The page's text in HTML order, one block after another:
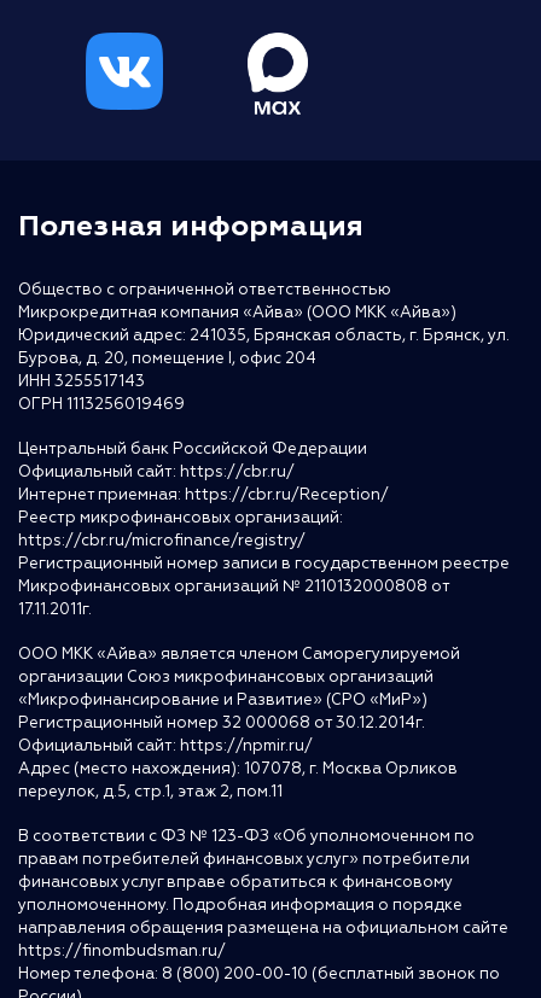
Полезная информация
Общество с ограниченной ответственностью
Микрокредитная компания «Айва» (ООО МКК «Айва»)
Юридический адрес: 241035, Брянская область, г. Брянск, ул.
Бурова, д. 20, помещение I, офис 204
ИНН 3255517143
ОГРН 1113256019469
Центральный банк Российской Федерации
Официальный сайт: https://cbr.ru/
Интернет приемная: https://cbr.ru/Reception/
Реестр микрофинансовых организаций:
https://cbr.ru/microfinance/registry/
Регистрационный номер записи в государственном реестре
Микрофинансовых организаций № 2110132000808 от
17.11.2011г.
ООО МКК «Айва» является членом Саморегулируемой
организации Союз микрофинансовых организаций
«Микрофинансирование и Развитие» (СРО «МиР»)
Регистрационный номер 32 000068 от 30.12.2014г.
Официальный сайт: https://npmir.ru/
Адрес (место нахождения): 107078, г. Москва Орликов
переулок, д.5, стр.1, этаж 2, пом.11
В соответствии с ФЗ № 123-ФЗ «Об уполномоченном по
правам потребителей финансовых услуг» потребители
финансовых услуг вправе обратиться к финансовому
уполномоченному. Подробная информация о порядке
направления обращения размещена на официальном сайте
https://finombudsman.ru/
Номер телефона: 8 (800) 200-00-10 (бесплатный звонок по